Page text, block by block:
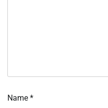
Name *